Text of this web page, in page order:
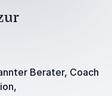
Berater, Coach